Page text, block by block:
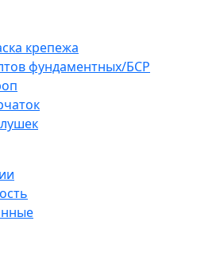
крепежа
фундаментных/БСР